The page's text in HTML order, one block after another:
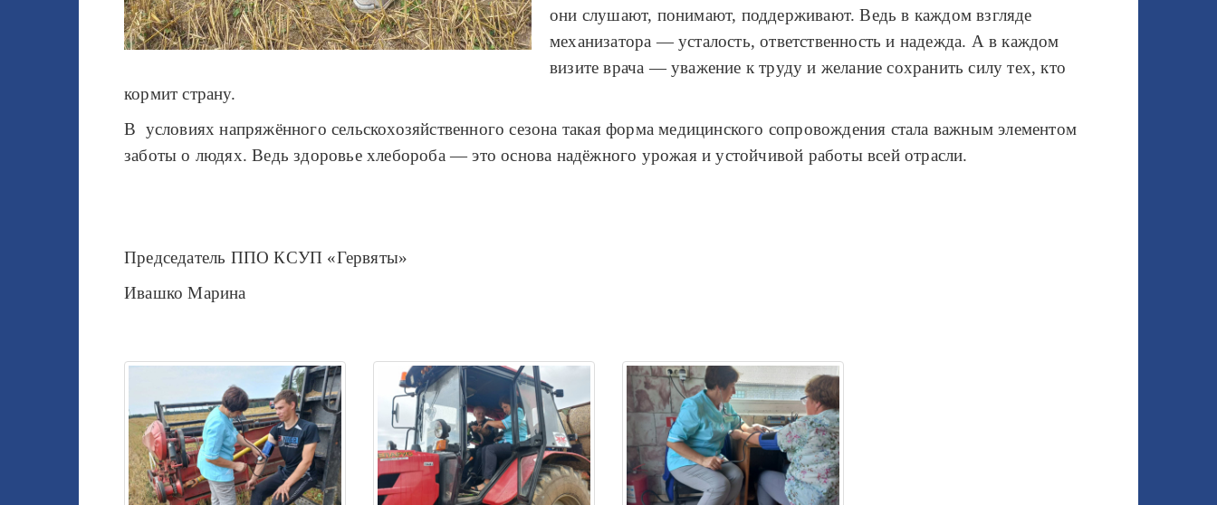
они слушают, понимают, поддерживают. Ведь в каждом взгляде
механизатора — усталость, ответственность и надежда. А в каждом
визите врача — уважение к труду и желание сохранить силу тех, кто
кормит страну.
В условиях напряжённого сельскохозяйственного сезона такая форма медицинского сопровождения стала важным элементом
заботы о людях. Ведь здоровье хлебороба — это основа надёжного урожая и устойчивой работы всей отрасли.
Председатель ППО КСУП «Гервяты»
Ивашко Марина